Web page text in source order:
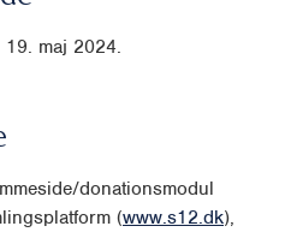
maj 2024.
donationsmodul
(www.s12.dk),